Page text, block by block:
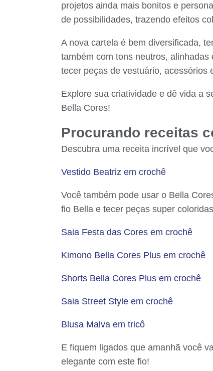
projetos ainda mais bonitos e
de possibilidades, trazendo efeitos
A nova cartela é bem diversificada,
também com tons neutros,
tecer peças de vestuário, acessórios
Explore sua criatividade e dê vida a
Bella Cores!
Procurando receitas
Descubra uma receita incrível que
Vestido Beatriz em crochê
Você também pode usar o Bella
fio Bella e tecer peças super
Saia Festa das Cores em crochê
Kimono Bella Cores Plus em crochê
Shorts Bella Cores Plus em crochê
Saia Street Style em crochê
Blusa Malva em tricô
E fiquem ligados que amanhã você
elegante com este fio!